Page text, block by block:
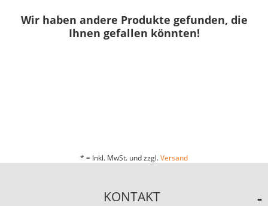
Wir haben andere Produkte gefunden, die
Ihnen gefallen könnten!
* = Inkl. MwSt. und zzgl.Versand
KONTAKT